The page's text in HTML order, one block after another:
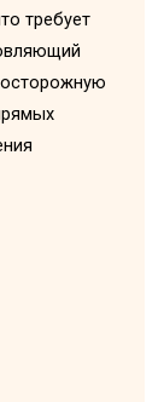
требует
осторожную